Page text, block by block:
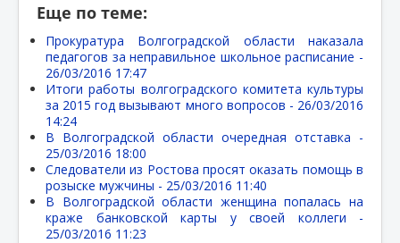
Еще по теме:
Прокуратура Волгоградской области наказала
педагогов за неправильное школьное расписание -
26/03/2016 17:47
Итоги работы волгоградского комитета культуры
за 2015 год вызывают много вопросов - 26/03/2016
14:24
В Волгоградской области очередная отставка -
25/03/2016 18:00
Следователи из Ростова просят оказать помощь в
розыске мужчины - 25/03/2016 11:40
В Волгоградской области женщина попалась на
краже банковской карты у своей коллеги -
25/03/2016 11:23